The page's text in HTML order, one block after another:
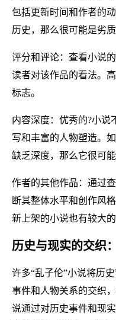
包括更新时间和作者的
历史，那么很可能是劣质
评分和评论：查看小说
读者对该作品的看法。
标志。
内容深度：优秀的?小说
写和丰富的人物塑造。
缺乏深度，那么它很可能
作者的其他作品：通过
断其整体水平和创作风
新上架的小说也有较大的
历史与现实的交织：
许多“乱子伦”小说将历
事件和人物关系的交织
说通过对历史事件和现